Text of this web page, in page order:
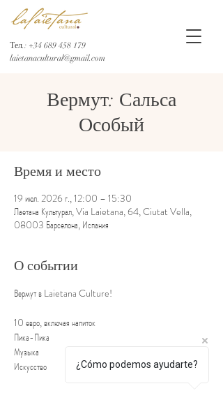
Тел.: +34 689 458 179
laietanacultural@gmail.com
Вермут: Сальса
Особый
Время и место
19 июл. 2026 г., 12:00 – 15:30
Лаетана Культурал, Via Laietana, 64, Ciutat Vella,
08003 Барселона, Испания
О событии
Вермут в Laietana Culture!
10 евро, включая напиток
Пика-Пика
Музыка
Искусство
¿Cómo podemos ayudarte?